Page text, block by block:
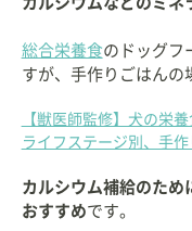
総合栄養食のドッグフ
すが、手作りごはんの
【獣医師監修】犬の栄
ライフステージ別、手作
カルシウム補給のため
おすすめです。